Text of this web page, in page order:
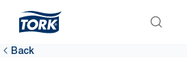
Back